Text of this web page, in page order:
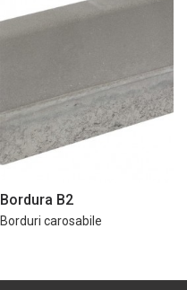
Bordura B2
Borduri carosabile